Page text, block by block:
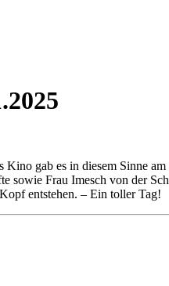
Kino gab es in diesem Sinne
sowie Frau Imesch von der
entstehen. – Ein toller Tag!